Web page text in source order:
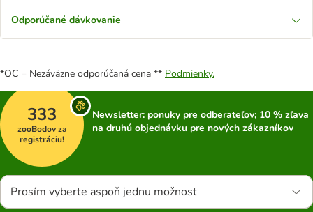
Odporúčané dávkovanie
*OC = Nezáväzne odporúčaná cena ** Podmienky.
333
zooBodov za
registráciu!
Newsletter: ponuky pre odberateľov; 10 % zľava
na druhú objednávku pre nových zákazníkov
Prosím vyberte aspoň jednu možnosť